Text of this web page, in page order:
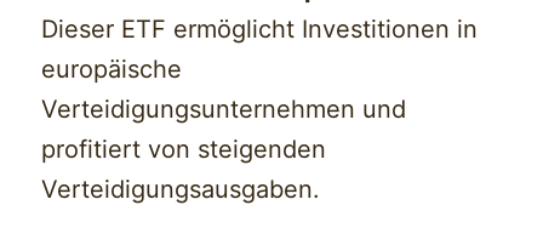
Dieser ETF ermöglicht Investitionen in
europäische
Verteidigungsunternehmen und
profitiert von steigenden
Verteidigungsausgaben.